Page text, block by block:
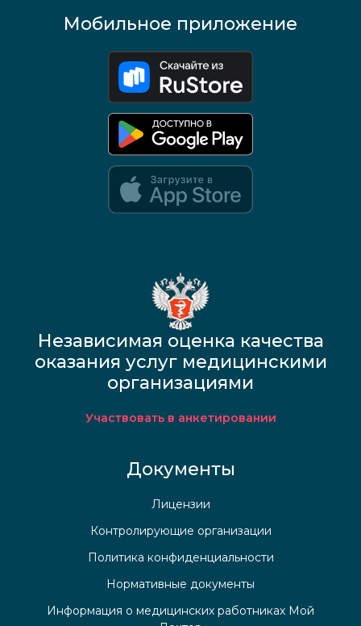
Мобильное приложение
Независимая оценка качества
оказания услуг медицинскими
организациями
Участвовать в анкетировании
Документы
Лицензии
Контролирующие организации
Политика конфиденциальности
Нормативные документы
Информация о медицинских работниках Мой